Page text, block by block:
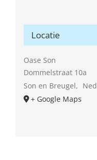
Locatie
Oase Son
Dommelstraat 10a
Son en Breugel,
+ Google Maps